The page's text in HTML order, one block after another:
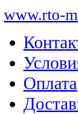
www.rto-
Оплата